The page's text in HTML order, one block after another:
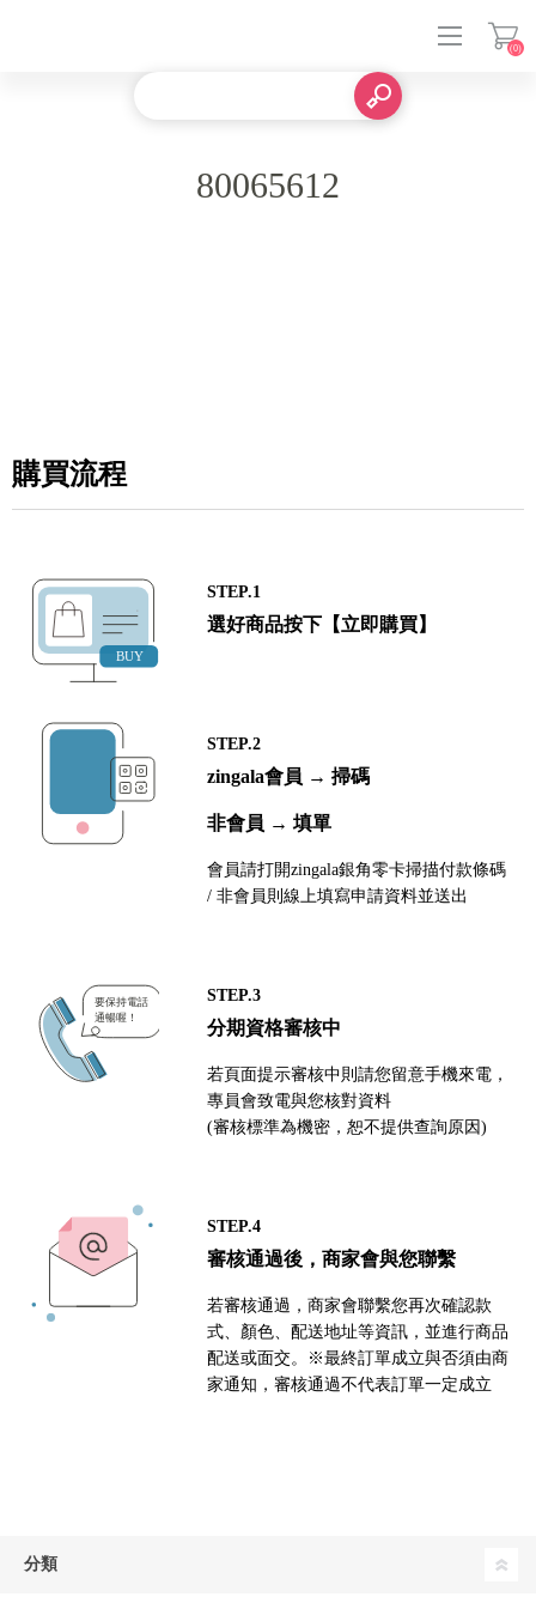
(0)
80065612
購買流程
STEP.1
選好商品按下【立即購買】
STEP.2
zingala會員 → 掃碼
非會員 → 填單
會員請打開zingala銀角零卡掃描付款條碼
/ 非會員則線上填寫申請資料並送出
STEP.3
分期資格審核中
若頁面提示審核中則請您留意手機來電，
專員會致電與您核對資料
(審核標準為機密，恕不提供查詢原因)
STEP.4
審核通過後，商家會與您聯繫
若審核通過，商家會聯繫您再次確認款
式、顏色、配送地址等資訊，並進行商品
配送或面交。※最終訂單成立與否須由商
家通知，審核通過不代表訂單一定成立
分類